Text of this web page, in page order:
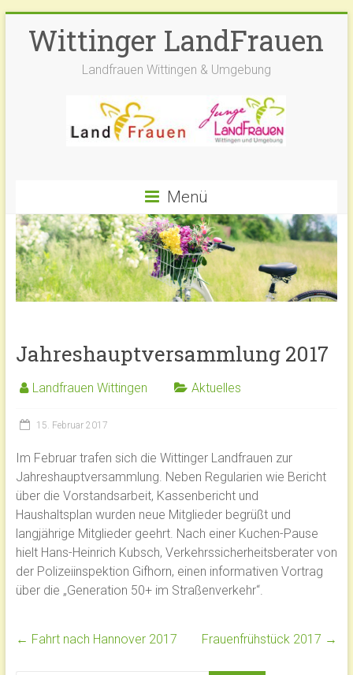
Inhalt
springen
Wittinger LandFrauen
Landfrauen Wittingen & Umgebung
Menü
Jahreshauptversammlung 2017
Landfrauen Wittingen Aktuelles
15. Februar 2017
Im Februar trafen sich die Wittinger Landfrauen zur
Jahreshauptversammlung. Neben Regularien wie Bericht
über die Vorstandsarbeit, Kassenbericht und
Haushaltsplan wurden neue Mitglieder begrüßt und
langjährige Mitglieder geehrt. Nach einer Kuchen-Pause
hielt Hans-Heinrich Kubsch, Verkehrssicherheitsberater von
der Polizeiinspektion Gifhorn, einen informativen Vortrag
über die „Generation 50+ im Straßenverkehr“.
← Fahrt nach Hannover 2017 Frauenfrühstück 2017 →